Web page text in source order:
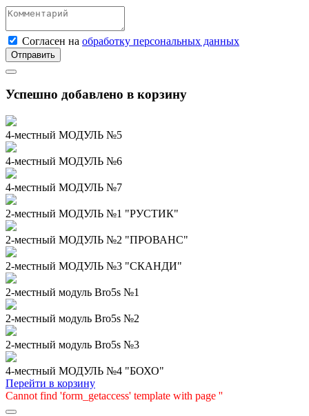
Согласен на обработку персональных данных
Отправить
Успешно добавлено в корзину
4-местный МОДУЛЬ №5
4-местный МОДУЛЬ №6
4-местный МОДУЛЬ №7
2-местный МОДУЛЬ №1 "РУСТИК"
2-местный МОДУЛЬ №2 "ПРОВАНС"
2-местный МОДУЛЬ №3 "СКАНДИ"
2-местный модуль Bro5s №1
2-местный модуль Bro5s №2
2-местный модуль Bro5s №3
4-местный МОДУЛЬ №4 "БОХО"
Перейти в корзину
Cannot find 'form_getaccess' template with page ''